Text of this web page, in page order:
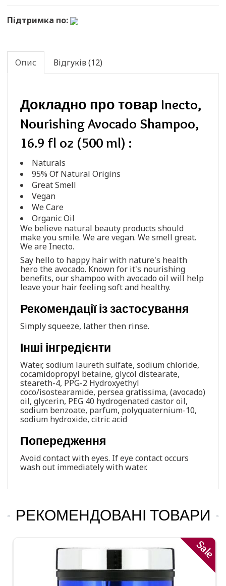
Підтримка по:
Опис Відгуків (12)
Докладно про товар Inecto,
Nourishing Avocado Shampoo,
16.9 fl oz (500 ml) :
Naturals
95% Of Natural Origins
Great Smell
Vegan
We Care
Organic Oil
We believe natural beauty products should
make you smile. We are vegan. We smell great.
We are Inecto.
Say hello to happy hair with nature's health
hero the avocado. Known for it's nourishing
benefits, our shampoo with avocado oil will help
leave your hair feeling soft and healthy.
Рекомендації із застосування
Simply squeeze, lather then rinse.
Інші інгредієнти
Water, sodium laureth sulfate, sodium chloride,
cocamidopropyl betaine, glycol distearate,
steareth-4, PPG-2 Hydroxyethyl
coco/isostearamide, persea gratissima, (avocado)
oil, glycerin, PEG 40 hydrogenated castor oil,
sodium benzoate, parfum, polyquaternium-10,
sodium hydroxide, citric acid
Попередження
Avoid contact with eyes. If eye contact occurs
wash out immediately with water.
РЕКОМЕНДОВАНІ ТОВАРИ
Sale